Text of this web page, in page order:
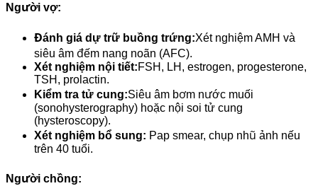
Người vợ:
Đánh giá dự trữ buồng trứng:Xét nghiệm AMH và
siêu âm đếm nang noãn (AFC).
Xét nghiệm nội tiết:FSH, LH, estrogen, progesterone,
TSH, prolactin.
Kiểm tra tử cung:Siêu âm bơm nước muối
(sonohysterography) hoặc nội soi tử cung
(hysteroscopy).
Xét nghiệm bổ sung: Pap smear, chụp nhũ ảnh nếu
trên 40 tuổi.
Người chồng: